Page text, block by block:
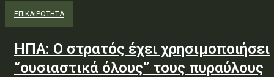
ΕΠΙΚΑΙΡΟΤΗΤΑ
ΗΠΑ: Ο στρατός έχει χρησιμοποιήσει
“ουσιαστικά όλους” τους πυραύλους